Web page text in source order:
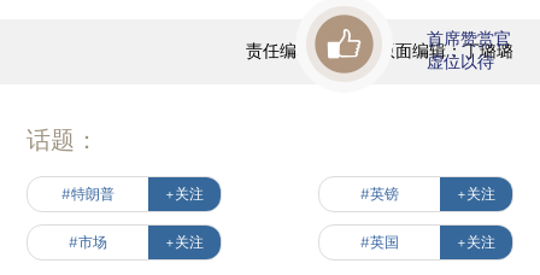
责任编辑：蒋飞 | 版面编辑：丁璐璐
首席赞赏官
虚位以待
话题：
#特朗普 +关注 #英镑 +关注
#市场 +关注 #英国 +关注